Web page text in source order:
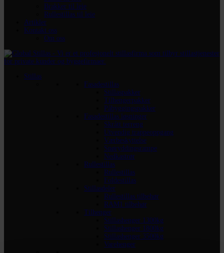
Brakker til leie
Rullestillas til leie
Artikler
Kontakt oss
Om oss
Stillas
Fasadestillas
Stillaspakker
Tilhengerpakker
Påbyggingspakker
Fasadestillas løsninger
Skrått terreng
Utvendig trappeoppgang
Værbeskyttelse
Snøryddingsrampe
Nedkastrør
Rullestillas
Rullestillas
Foldestillas
Stillasdeler
Rullestillas tilbehør
RAM1 tilbehør
Tilhenger
Stillashenger 1300kg
Stillashenger 1800kg
Stillashenger 3500kg
Varehenger